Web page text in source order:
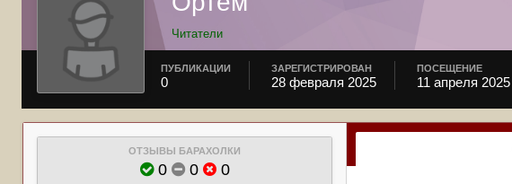
Читатели
ПУБЛИКАЦИИ
0
ЗАРЕГИСТРИРОВАН
28 февраля 2025
ПОСЕЩЕНИЕ
11 апреля 2025
ОТЗЫВЫ БАРАХОЛКИ
0 0 0